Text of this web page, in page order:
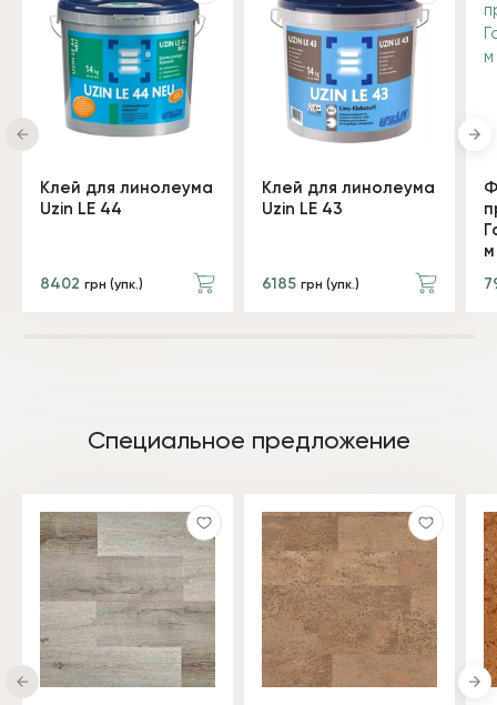
Клей для линолеума
Uzin LE 44
8402 грн (упк.)
Клей для линолеума
Uzin LE 43
6185 грн (упк.)
Специальное предложение